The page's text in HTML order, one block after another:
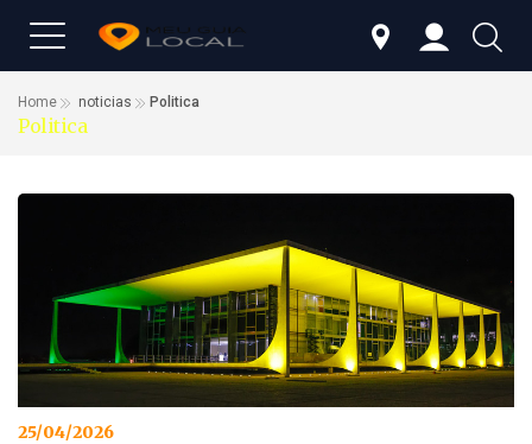
Home noticias Politica
Politica
25/04/2026